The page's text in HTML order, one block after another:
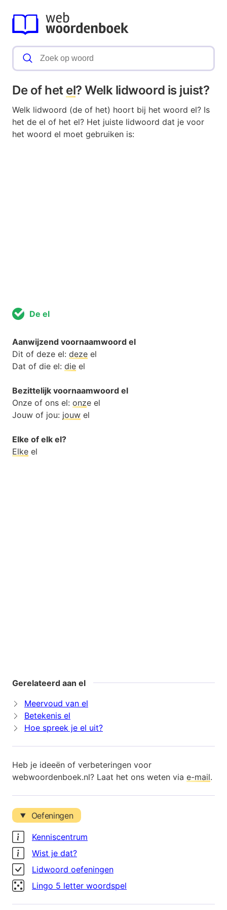
De of het el? Welk lidwoord is juist?
Welk lidwoord (de of het) hoort bij het woord el? Is
het de el of het el? Het juiste lidwoord dat je voor
het woord el moet gebruiken is:
De el
Aanwijzend voornaamwoord el
Dit of deze el: deze el
Dat of die el: die el
Bezittelijk voornaamwoord el
Onze of ons el: onze el
Jouw of jou: jouw el
Elke of elk el?
Elke el
Gerelateerd aan el
Meervoud van el
Betekenis el
Hoe spreek je el uit?
Heb je ideeën of verbeteringen voor
webwoordenboek.nl? Laat het ons weten via e-mail.
Oefeningen
Kenniscentrum
Wist je dat?
Lidwoord oefeningen
Lingo 5 letter woordspel